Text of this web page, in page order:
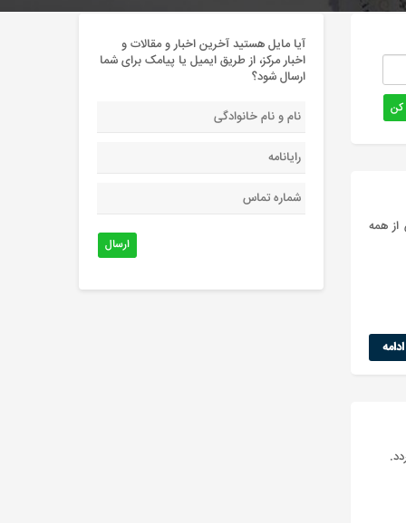
کن
همه
آیا مایل هستید آخرین اخبار و مقالات و
اخبار مرکز، از طریق ایمیل یا پیامک برای شما
ارسال شود؟
ارسال